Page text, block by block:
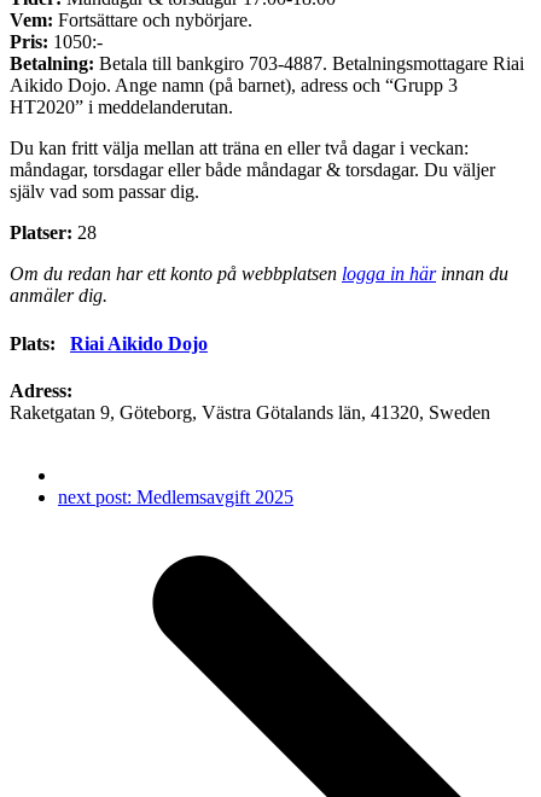
Vem: Fortsättare och nybörjare.
Pris: 1050:-
Betalning: Betala till bankgiro 703-4887. Betalningsmottagare Riai
Aikido Dojo. Ange namn (på barnet), adress och “Grupp 3
HT2020” i meddelanderutan.
Du kan fritt välja mellan att träna en eller två dagar i veckan:
måndagar, torsdagar eller både måndagar & torsdagar. Du väljer
själv vad som passar dig.
Platser: 28
Om du redan har ett konto på webbplatsen logga in härinnan du
anmäler dig.
Plats: Riai Aikido Dojo
Adress:
Raketgatan 9, Göteborg, Västra Götalands län, 41320, Sweden
next post: Medlemsavgift 2025